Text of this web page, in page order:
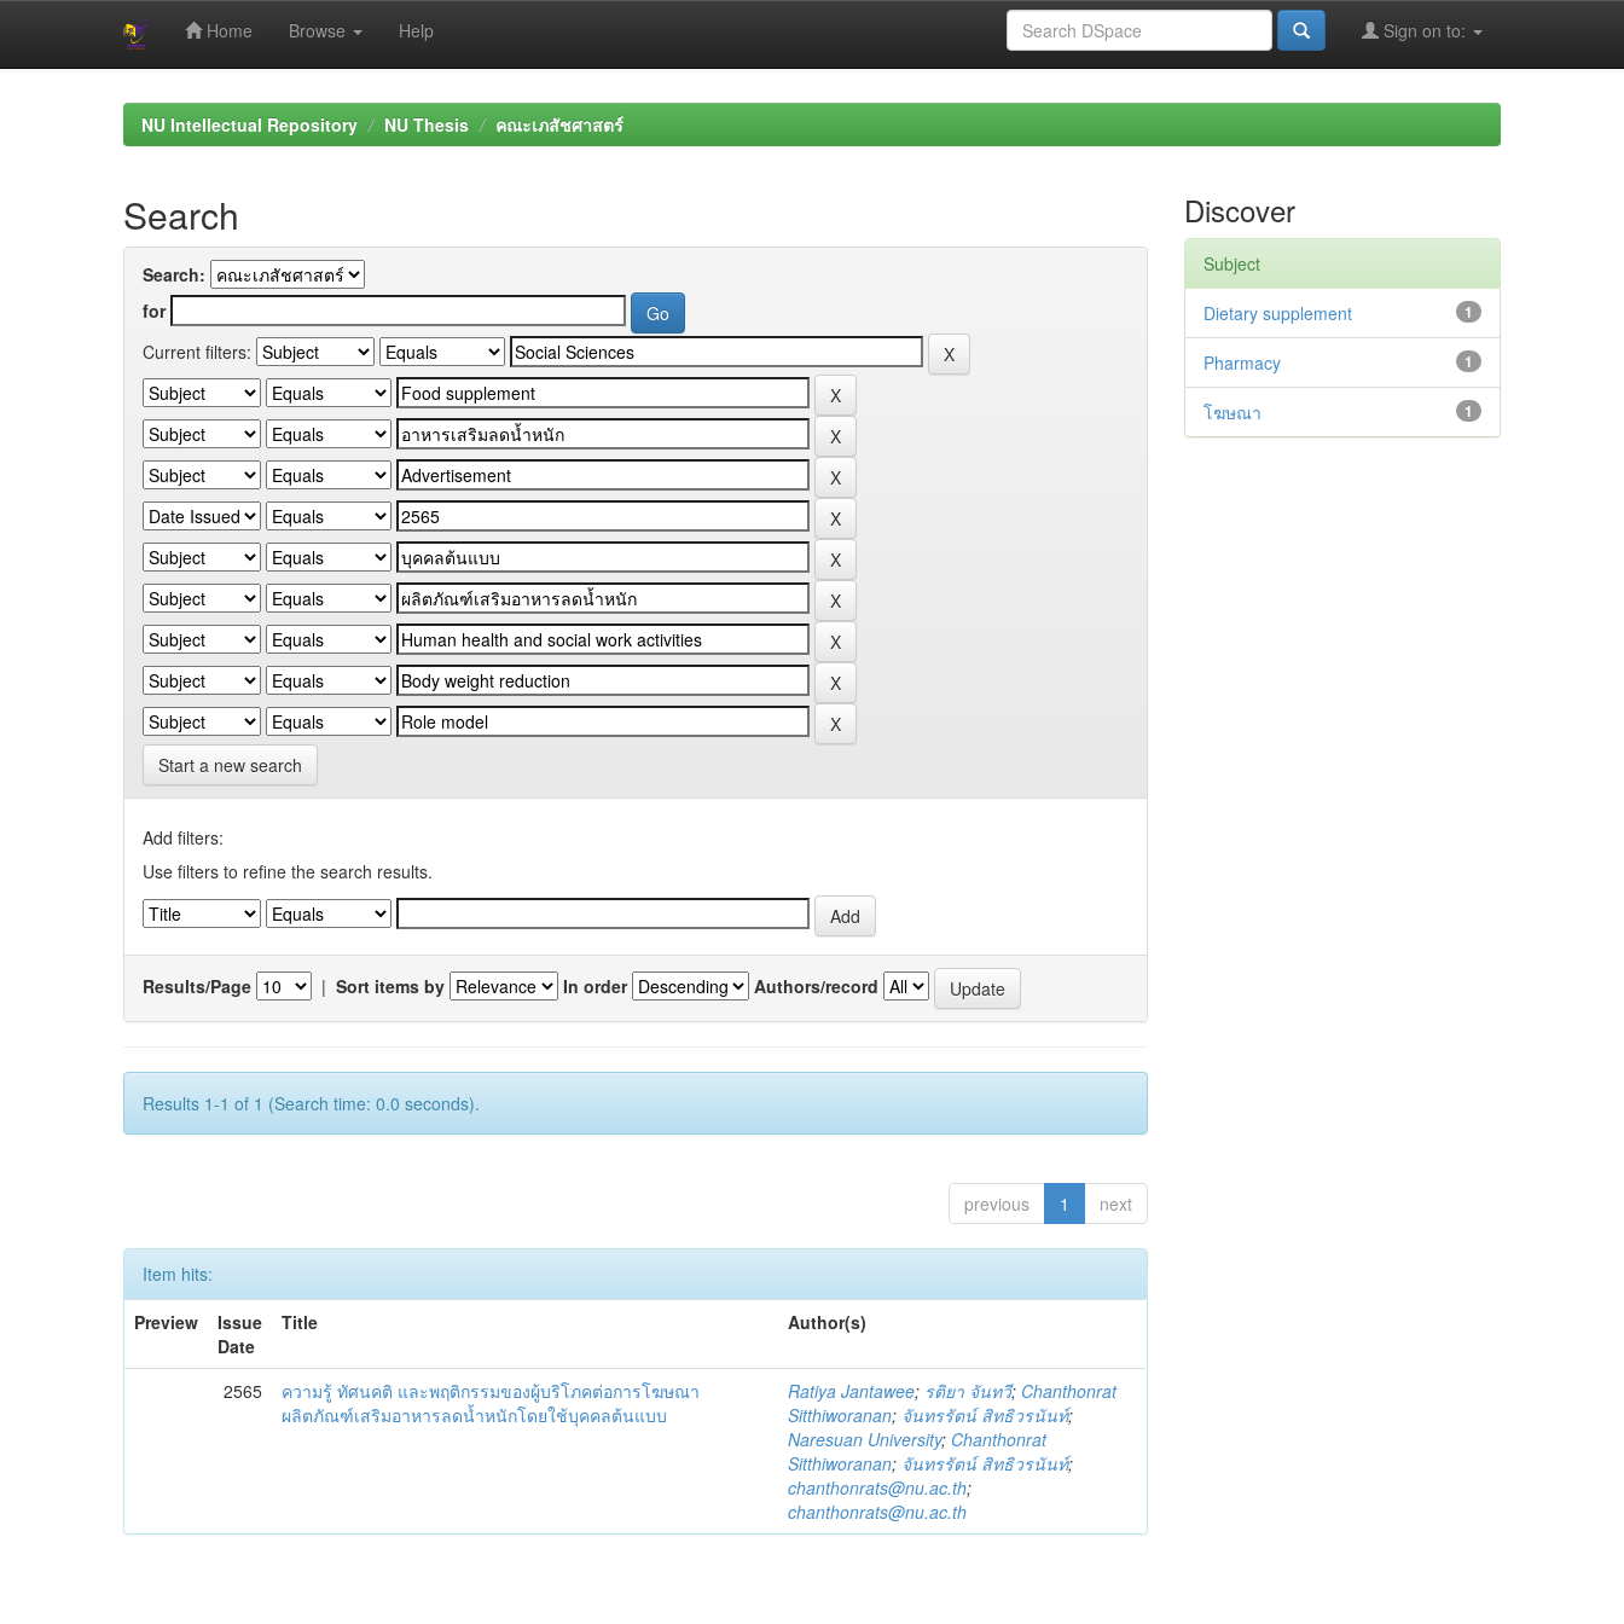
Home Browse Help Sign on to:
NU Intellectual Repository NU Thesis คณะเภสัชศาสตร์
Search
Search:
for
Current filters:
Start a new search
Add filters:
Use filters to refine the search results.
Results/Page | Sort items by In order Authors/record
Results 1-1 of 1 (Search time: 0.0 seconds).
previous 1 next
Item hits:
Preview
Issue
Date
Title Author(s)
2565
ความรู้ ทัศนคติ และพฤติกรรมของผู้บริโภคต่อการโฆษณา
ผลิตภัณฑ์เสริมอาหารลดน้ำหนักโดยใช้บุคคลต้นแบบ
Ratiya Jantawee; รติยา จันทวี; Chanthonrat
Sitthiworanan; จันทรรัตน์ สิทธิวรนันท์;
Naresuan University; Chanthonrat
Sitthiworanan; จันทรรัตน์ สิทธิวรนันท์;
chanthonrats@nu.ac.th;
chanthonrats@nu.ac.th
Discover
Subject
1
Dietary supplement
1
Pharmacy
1
โฆษณา